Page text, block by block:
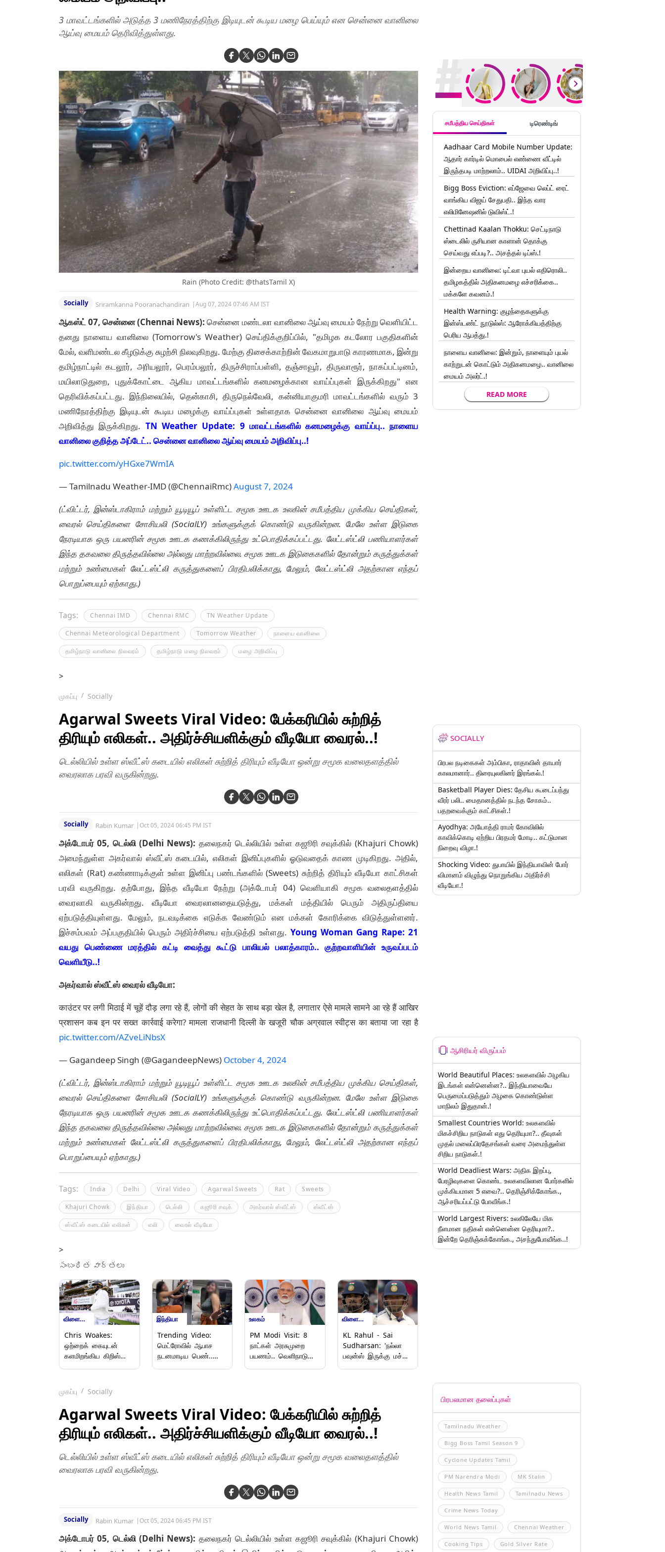
3 மாவட்டங்களில் அடுத்த 3 மணிநேரத்திற்கு இடியுடன் கூடிய மழை பெய்யும் என சென்னை வானிலை
ஆய்வு மையம் தெரிவித்துள்ளது.
Rain (Photo Credit: @thatsTamil X)
Socially Sriramkanna Pooranachandiran |Aug 07, 2024 07:46 AM IST
ஆகஸ்ட் 07, சென்னை (Chennai News): சென்னை மண்டலா வானிலை ஆய்வு மையம் நேற்று வெளியிட்ட
தனது நாளைய வானிலை (Tomorrow's Weather) செய்திக்குறிப்பில், "தமிழக கடலோர பகுதிகளின்
மேல், வளிமண்டல கீழடுக்கு சுழற்சி நிலவுகிறது. மேற்கு திசைக்காற்றின் வேகமாறுபாடு காரணமாக, இன்று
தமிழ்நாட்டில் கடலூர், அரியலூர், பெரம்பலூர், திருச்சிராப்பள்ளி, தஞ்சாவூர், திருவாரூர், நாகப்பட்டினம்,
மயிலாடுதுறை, புதுக்கோட்டை ஆகிய மாவட்டங்களில் கனமழைக்கான வாய்ப்புகள் இருக்கிறது" என
தெரிவிக்கப்பட்டது. இந்நிலையில், தென்காசி, திருநெல்வேலி, கன்னியாகுமரி மாவட்டங்களில் வரும் 3
மணிநேரத்திற்கு இடியுடன் கூடிய மழைக்கு வாய்ப்புகள் உள்ளதாக சென்னை வானிலை ஆய்வு மையம்
அறிவித்து இருக்கிறது. TN Weather Update: 9 மாவட்டங்களில் கனமழைக்கு வாய்ப்பு.. நாளைய
வானிலை குறித்த அப்டேட்.. சென்னை வானிலை ஆய்வு மையம் அறிவிப்பு..!
pic.twitter.com/yHGxe7WmIA
— Tamilnadu Weather-IMD (@ChennaiRmc)August 7, 2024
(ட்விட்டர், இன்ஸ்டாகிராம் மற்றும் யூடியூப் உள்ளிட்ட சமூக ஊடக உலகின் சமீபத்திய முக்கிய செய்திகள்,
வைரல் செய்திகளை சோசியலி (SocialLY) உங்களுக்குக் கொண்டு வருகின்றன. மேலே உள்ள இடுகை
நேரடியாக ஒரு பயனரின் சமூக ஊடக கணக்கிலிருந்து உட்பொதிக்கப்பட்டது. லேட்டஸ்ட்லி பணியாளர்கள்
இந்த தகவலை திருத்தவில்லை அல்லது மாற்றவில்லை. சமூக ஊடக இடுகைகளில் தோன்றும் கருத்துக்கள்
மற்றும் உண்மைகள் லேட்டஸ்ட்லி கருத்துகளைப் பிரதிபலிக்காது, மேலும், லேட்டஸ்ட்லி அதற்கான எந்தப்
பொறுப்பையும் ஏற்காது.)
Tags: Chennai IMD Chennai RMC TN Weather Update
Chennai Meteorological Department Tomorrow Weather நாளைய வானிலை
தமிழ்நாடு வானிலை நிலவரம் தமிழ்நாடு மழை நிலவரம் மழை அறிவிப்பு
>
முகப்பு Socially
Agarwal Sweets Viral Video: பேக்கரியில் சுற்றித்
திரியும் எலிகள்.. அதிர்ச்சியளிக்கும் வீடியோ வைரல்..!
டெல்லியில் உள்ள ஸ்வீட்ஸ் கடையில் எலிகள் சுற்றித் திரியும் வீடியோ ஒன்று சமூக வலைதளத்தில்
வைரலாக பரவி வருகின்றது.
Socially Rabin Kumar | Oct 05, 2024 06:45 PM IST
அக்டோபர் 05, டெல்லி (Delhi News): தலைநகர் டெல்லியில் உள்ள கஜூரி சவுக்கில் (Khajuri Chowk)
அமைந்துள்ள அகர்வால் ஸ்வீட்ஸ் கடையில், எலிகள் இனிப்புகளில் ஓடுவதைக் காண முடிகிறது. அதில்,
எலிகள் (Rat) கண்ணாடிக்குள் உள்ள இனிப்பு பண்டங்களில் (Sweets) சுற்றித் திரியும் வீடியோ காட்சிகள்
பரவி வருகிறது. தற்போது, இந்த வீடியோ நேற்று (அக்டோபர் 04) வெளியாகி சமூக வலைதளத்தில்
வைரலாகி வருகின்றது. வீடியோ வைரலானதையடுத்து, மக்கள் மத்தியில் பெரும் அதிருப்தியை
ஏற்படுத்தியுள்ளது. மேலும், நடவடிக்கை எடுக்க வேண்டும் என மக்கள் கோரிக்கை விடுத்துள்ளனர்.
இச்சம்பவம் அப்பகுதியில் பெரும் அதிர்ச்சியை ஏற்படுத்தி உள்ளது. Young Woman Gang Rape: 21
வயது பெண்ணை மரத்தில் கட்டி வைத்து கூட்டு பாலியல் பலாத்காரம்.. குற்றவாளியின் உருவப்படம்
வெளியீடு..!
அகர்வால் ஸ்வீட்ஸ் வைரல் வீடியோ:
काउंटर पर लगी मिठाई में चूहें दौड़ लगा रहे हैं, लोगों की सेहत के साथ बड़ा खेल है, लगातार ऐसे मामले सामने आ रहे हैं आखिर
प्रशासन कब इन पर सख्त कार्रवाई करेगा? मामला राजधानी दिल्ली के खजूरी चौक अग्रवाल स्वीट्स का बताया जा रहा है
pic.twitter.com/AZveLiNbsX
— Gagandeep Singh (@GagandeepNews) October 4, 2024
(ட்விட்டர், இன்ஸ்டாகிராம் மற்றும் யூடியூப் உள்ளிட்ட சமூக ஊடக உலகின் சமீபத்திய முக்கிய செய்திகள்,
வைரல் செய்திகளை சோசியலி (SocialLY) உங்களுக்குக் கொண்டு வருகின்றன. மேலே உள்ள இடுகை
நேரடியாக ஒரு பயனரின் சமூக ஊடக கணக்கிலிருந்து உட்பொதிக்கப்பட்டது. லேட்டஸ்ட்லி பணியாளர்கள்
இந்த தகவலை திருத்தவில்லை அல்லது மாற்றவில்லை. சமூக ஊடக இடுகைகளில் தோன்றும் கருத்துக்கள்
மற்றும் உண்மைகள் லேட்டஸ்ட்லி கருத்துகளைப் பிரதிபலிக்காது, மேலும், லேட்டஸ்ட்லி அதற்கான எந்தப்
பொறுப்பையும் ஏற்காது.)
Tags: India Delhi Viral Video Agarwal Sweets Rat Sweets
Khajuri Chowk இந்தியா டெல்லி கஜூரி சவுக் அகர்வால் ஸ்வீட்ஸ் ஸ்வீட்ஸ்
ஸ்வீட்ஸ் கடையில் எலிகள் எலி வைரல் வீடியோ
>
సంబంధిత వార్తలు
விளையாட்டு
Chris Woakes:
ஒற்றைக் கையுடன்
களமிறங்கிய கிறிஸ்
இந்தியா
Trending Video:
மெட்ரோவில் ஆபாச
நடனமாடிய பெண்..
உலகம்
PM Modi Visit: 8
நாட்கள் அரசுமுறை
பயணம்.. வெளிநாடு
விளையாட்டு
KL Rahul - Sai
Sudharsan: 'நல்லா
பவுன்ஸ் இருக்கு மச்சி'
முகப்பு
Socially
Agarwal Sweets Viral Video: பேக்கரியில் சுற்றித்
திரியும் எலிகள்.. அதிர்ச்சியளிக்கும் வீடியோ வைரல்..!
டெல்லியில் உள்ள ஸ்வீட்ஸ் கடையில் எலிகள் சுற்றித் திரியும் வீடியோ ஒன்று சமூக வலைதளத்தில்
வைரலாக பரவி வருகின்றது.
Socially Rabin Kumar | Oct 05, 2024 06:45 PM IST
அக்டோபர் 05, டெல்லி (Delhi News): தலைநகர் டெல்லியில் உள்ள கஜூரி சவுக்கில் (Khajuri Chowk)
சமீபத்திய செய்திகள் டிரெண்டிங்
Aadhaar Card Mobile Number Update:
ஆதார் கார்டில் மொபைல் எண்ணை வீட்டில்
இருந்தபடி மாற்றலாம்.. UIDAI அறிவிப்பு..!
Bigg Boss Eviction: எப்ஜேவை லெப்ட் ரைட்
வாங்கிய விஜய் சேதுபதி.. இந்த வார
எலிமினேஷனில் டுவிஸ்ட்.!
Chettinad Kaalan Thokku: செட்டிநாடு
ஸ்டைலில் ருசியான காளான் தொக்கு
செய்வது எப்படி?.. அசத்தல் டிப்ஸ்.!
இன்றைய வானிலை: டிட்வா புயல் எதிரொலி..
தமிழகத்தில் அதிகனமழை எச்சரிக்கை..
மக்களே கவனம்.!
Health Warning: குழந்தைகளுக்கு
இன்ஸ்டண்ட் நூடுல்ஸ்: ஆரோக்கியத்திற்கு
பெரிய ஆபத்து.!
நாளைய வானிலை: இன்றும், நாளையும் புயல்
காற்றுடன் கொட்டும் அதிகனமழை.. வானிலை
மையம் அலர்ட்.!
READ MORE
SOCIALLY
பிரபல நடிகைகள் அம்பிகா, ராதாவின் தாயார்
காலமானார்.. திரையுலகினர் இரங்கல்.!
Basketball Player Dies: தேசிய கூடைப்பந்து
வீரர் பலி.. மைதானத்தில் நடந்த சோகம்..
பதறவைக்கும் காட்சிகள்.!
Ayodhya: அயோத்தி ராமர் கோவிலில்
காவிக்கொடி ஏற்றிய பிரதமர் மோடி.. கட்டுமான
நிறைவு விழா.!
Shocking Video: துபாயில் இந்தியாவின் போர்
விமானம் விழுந்து நொறுங்கிய அதிர்ச்சி
வீடியோ.!
ஆசிரியர் விருப்பம்
World Beautiful Places: உலகளவில் அழகிய
இடங்கள் என்னென்ன?.. இந்தியாவையே
பெருமைப்படுத்தும் அழகை கொண்டுள்ள
மாநிலம் இதுதான்.!
Smallest Countries World: உலகளவில்
மிகச்சிறிய நாடுகள் எது தெரியுமா?.. தீவுகள்
முதல் மலைப்பிரதேசங்கள் வரை அமைந்துள்ள
சிறிய நாடுகள்.!
World Deadliest Wars: அதிக இறப்பு,
பேரழிவுகளை கொண்ட உலகளவிலான போர்களில்
முக்கியமான 5 எவை?.. தெரிஞ்சிக்கோங்க.,
ஆச்சரியப்பட்டு போவீங்க.!
World Largest Rivers: உலகிலேயே மிக
நீளமான நதிகள் என்னென்ன தெரியுமா?..
இன்றே தெரிஞ்சுக்கோங்க., அசந்துபோவீங்க..!
பிரபலமான தலைப்புகள்
Tamilnadu Weather
Bigg Boss Tamil Season 9
Cyclone Updates Tamil
PM Narendra Modi MK Stalin
Health News Tamil Tamilnadu News
Crime News Today
World News Tamil Chennai Weather
Cooking Tips Gold Silver Rate